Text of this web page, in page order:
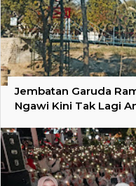
Jembatan Garuda
Ngawi Kini Tak Lagi